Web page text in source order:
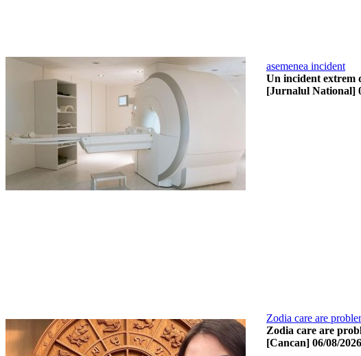
asemenea incident
Un incident extrem
[Jurnalul National]
Zodia care are
Zodia care are
[Cancan] 06/08/2026